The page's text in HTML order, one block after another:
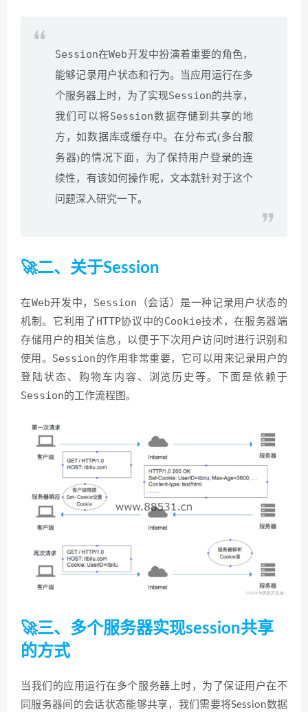
Session在Web开发中扮演着重要的角色，
能够记录用户状态和行为。当应用运行在多
个服务器上时，为了实现Session的共享，
我们可以将Session数据存储到共享的地
方，如数据库或缓存中。在分布式(多台服
务器)的情况下面，为了保持用户登录的连
续性，有该如何操作呢，文本就针对于这个
问题深入研究一下。
🚀二、关于Session
在Web开发中， Session （会话）是一种记录用户状态的
机制。它利用了 HTTP协议中的 Cookie技术，在服务器端
存储用户的相关信息，以便于下次用户访问时进行识别和
使用。 Session 的作用非常重要，它可以用来记录用户的
登陆状态、购物车内容、浏览历史等。下面是依赖于
Session的工作流程图。
🚀三、多个服务器实现session共享
的方式
当我们的应用运行在多个服务器上时，为了保证用户在不
同服务器间的会话状态能够共享，我们需要将Session数据